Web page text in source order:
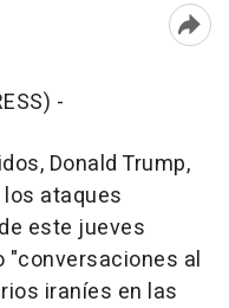
-
Donald Trump,
ataques
este jueves
"conversaciones al
iraníes en las